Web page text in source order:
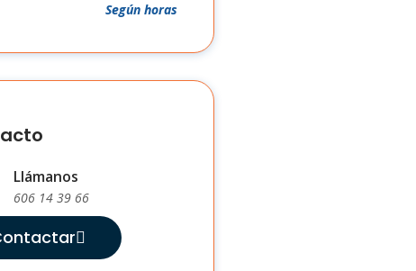
Según horas
Llámanos
606 14 39 66